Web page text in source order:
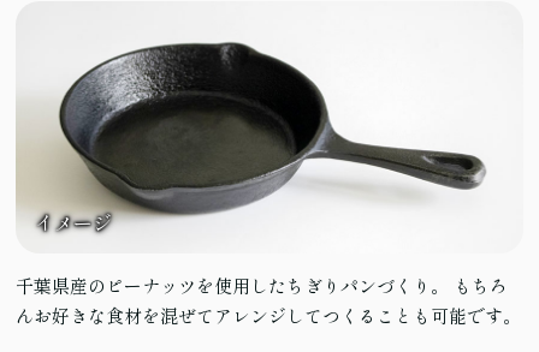
イメージ
イメージ
千葉県産のピーナッツを使用したちぎりパンづくり。 もちろ
んお好きな食材を混ぜてアレンジしてつくることも可能です。